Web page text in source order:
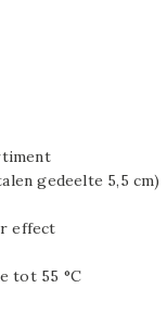
gedeelte 5,5 cm)
effect
tot 55 °C